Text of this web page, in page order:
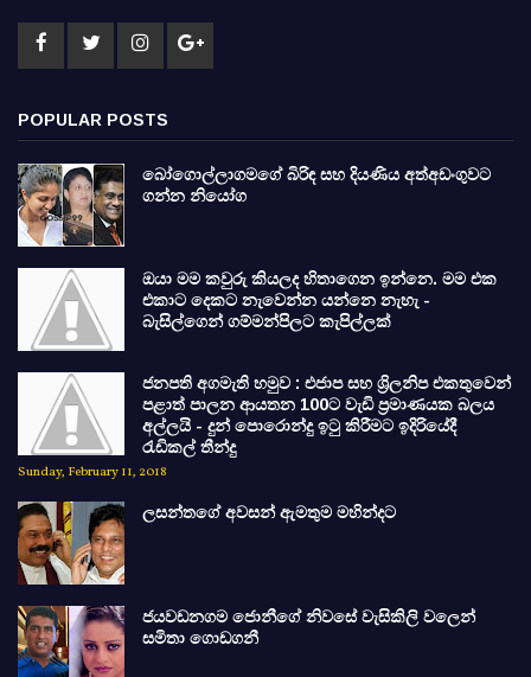
POPULAR POSTS
බෝගොල්ලාගමගේ බිරිඳ සහ දියණිය අත්අඩංගුවට
ගන්න නියෝග
ඔයා මම කවුරු කියලද හිතාගෙන ඉන්නෙ. මම එක
එකාට දෙකට නැවෙන්න යන්නෙ නැහැ -
බැසිල්ගෙන් ගම්මන්පිලට කැපිල්ලක්
ජනපති අගමැති හමුව : එජාප සහ ශ්‍රිලනිප එකතුවෙන්
පළාත් පාලන ආයතන 100ට වැඩි ප්‍රමාණයක බලය
අල්ලයි - දුන් පොරොන්දු ඉටු කිරීමට ඉදිරියේදී
රැඩිකල් තීන්දු
Sunday, February 11, 2018
ලසන්තගේ අවසන් ඇමතුම මහින්දට
ජයවඩනගම ජොනීගේ නිවසේ වැසිකිලි වලෙන්
සමිතා ගොඩගනී